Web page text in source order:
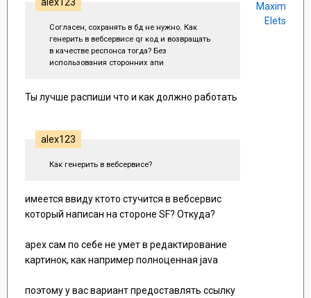
Согласен, сохранять в бд не нужно. Как
генерить в вебсервисе qr код и возвращать
в качестве респонса тогда? Без
использования сторонних апи
Ты лучше распиши что и как должно работать
alex123
Как генерить в вебсервисе?
имеется ввиду ктото стучится в вебсервис
который написан на стороне SF? Откуда?
apex сам по себе не умет в редактирование
картинок, как например полноценная java
поэтому у вас вариант предоставлять ссылку
Maxim
Elets